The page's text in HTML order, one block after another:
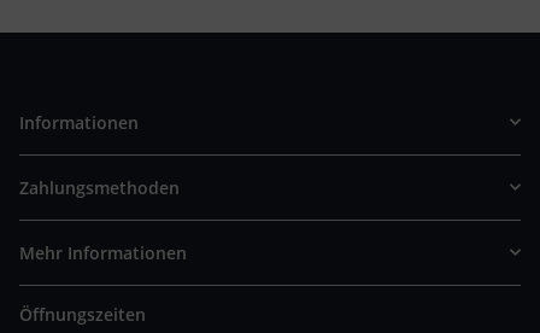
Informationen
Zahlungsmethoden
Mehr Informationen
Öffnungszeiten